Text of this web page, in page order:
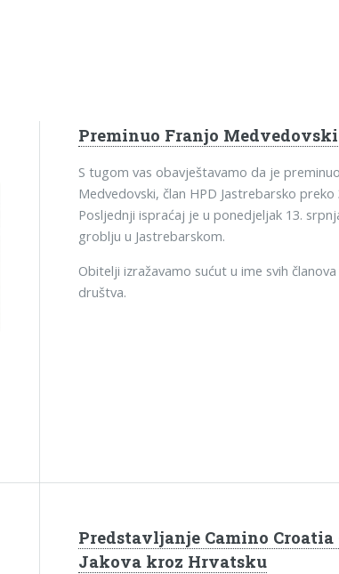
Preminuo Franjo Medvedovski
S tugom vas obavještavamo da je
Medvedovski, član HPD Jastrebarsko preko
Posljednji ispraćaj je u ponedjeljak 13.
groblju u Jastrebarskom.
Obitelji izražavamo sućut u ime svih
društva.
Predstavljanje Camino Croatia
Jakova kroz Hrvatsku